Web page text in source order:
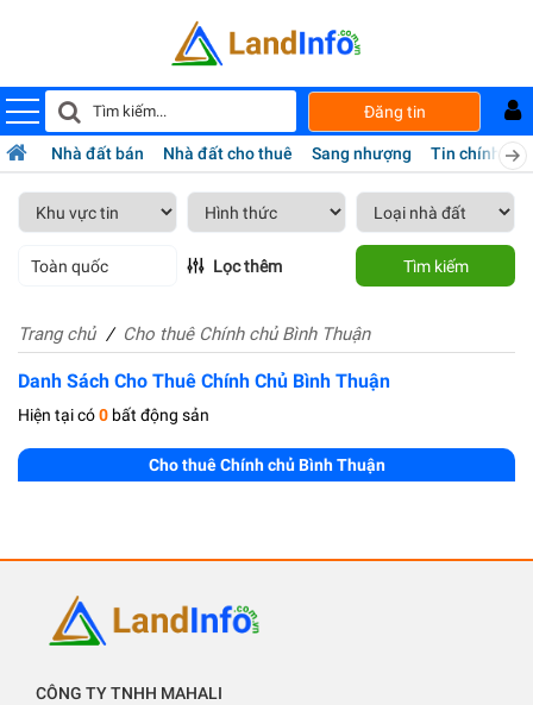
Đăng tin
Nhà đất bán Nhà đất cho thuê Sang nhượng Tin chính chủ
Toàn quốc Lọc thêm Tìm kiếm
Trang chủ Cho thuê Chính chủ Bình Thuận
Danh Sách Cho Thuê Chính Chủ Bình Thuận
Hiện tại có0 bất động sản
Cho thuê Chính chủ Bình Thuận
CÔNG TY TNHH MAHALI